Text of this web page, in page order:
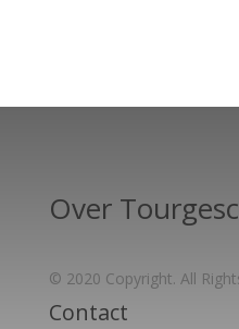
Over
© 2020 Copyright. All
Contact